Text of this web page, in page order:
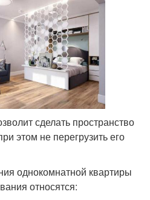
сделать пространство
этом не перегрузить его
однокомнатной квартиры
относятся: